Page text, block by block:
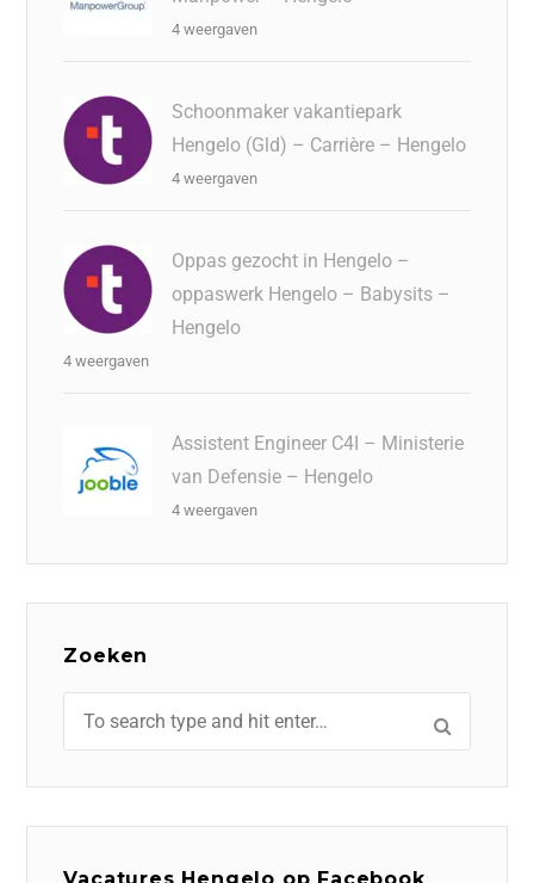
4 weergaven
Schoonmaker vakantiepark
Hengelo (Gld) – Carrière – Hengelo
4 weergaven
Oppas gezocht in Hengelo –
oppaswerk Hengelo – Babysits –
Hengelo
4 weergaven
Assistent Engineer C4I – Ministerie
van Defensie – Hengelo
4 weergaven
Zoeken